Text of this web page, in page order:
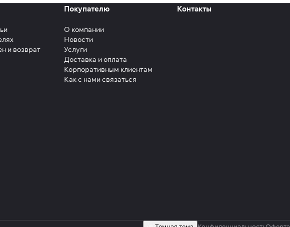
и возврат
Покупателю
О компании
Новости
Услуги
Доставка и оплата
Корпоративным клиентам
Как с нами связаться
Контакты